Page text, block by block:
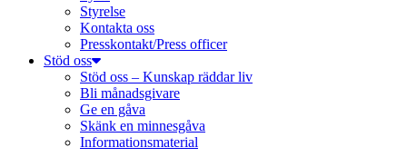
Styrelse
Kontakta oss
Presskontakt/Press officer
Stöd oss
Stöd oss – Kunskap räddar liv
Bli månadsgivare
Ge en gåva
Skänk en minnesgåva
Informationsmaterial